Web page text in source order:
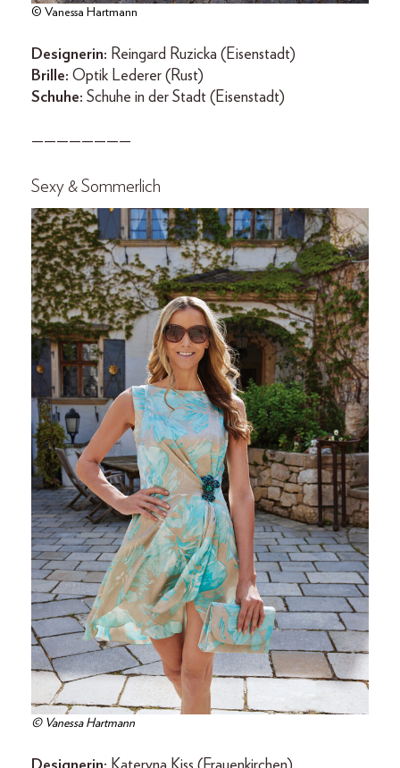
© Vanessa Hartmann
Designerin: Reingard Ruzicka (Eisenstadt)
Brille: Optik Lederer (Rust)
Schuhe: Schuhe in der Stadt (Eisenstadt)
————————
Sexy & Sommerlich
© Vanessa Hartmann